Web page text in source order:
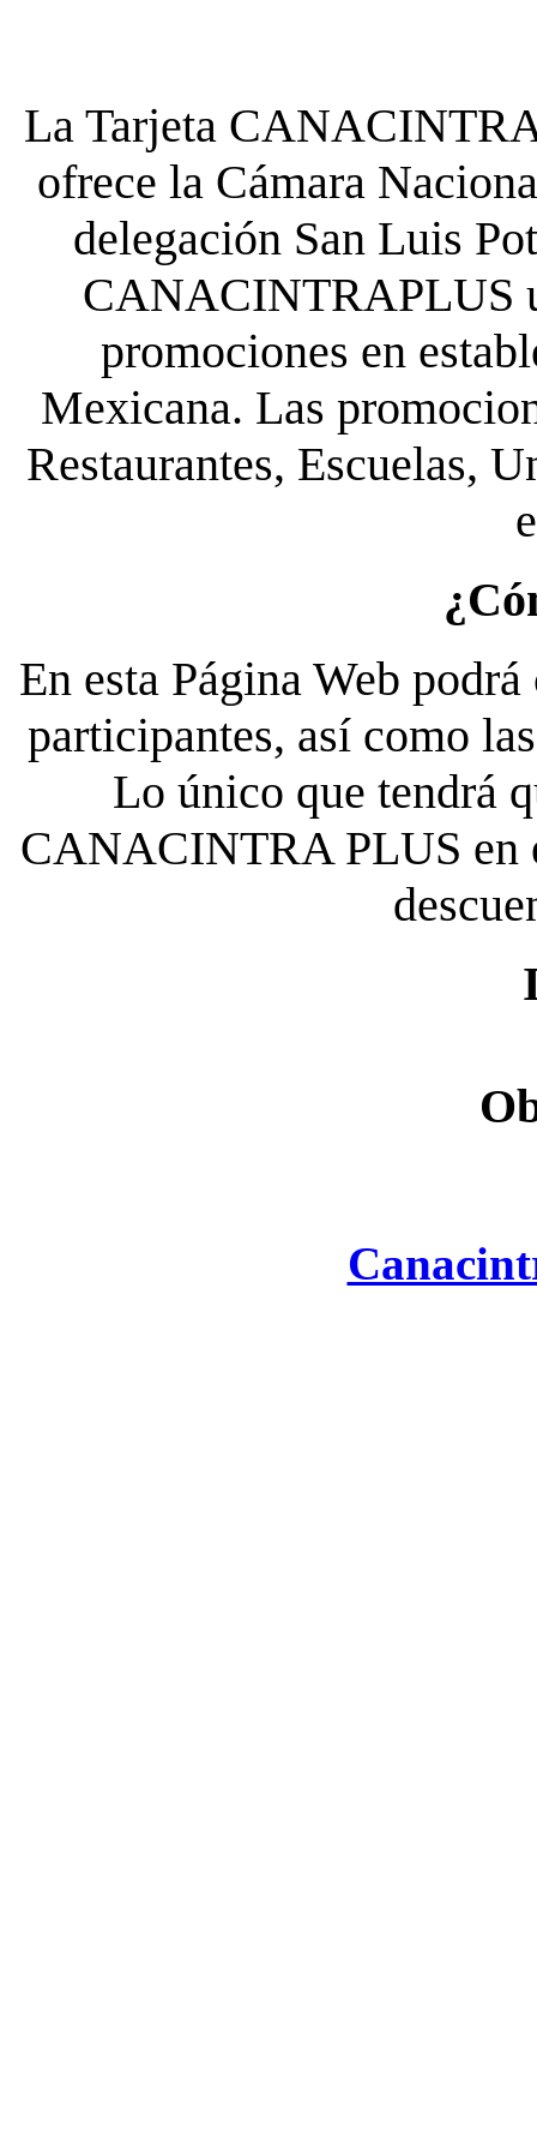
La Tarjeta
ofrece la Cámara
delegación San Luis
CANACINTRAPLUS
promociones en
Mexicana. Las
Restaurantes, Escuelas,
En esta Página Web
participantes, así como
Lo único que tendrá
CANACINTRA PLUS en